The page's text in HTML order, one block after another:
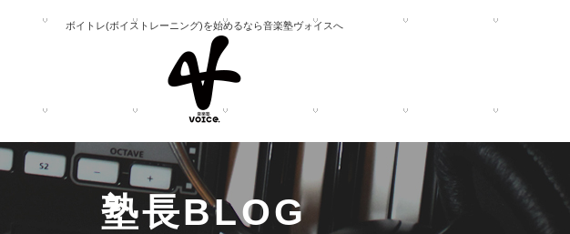
ボイトレ(ボイストレーニング)を始めるなら音楽塾ヴォイスへ
塾長BLOG